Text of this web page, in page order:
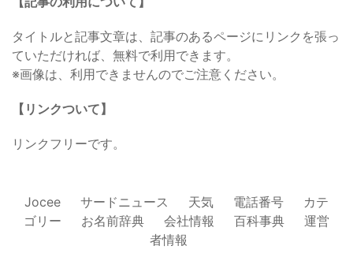
タイトルと記事文章は、記事のあるページにリンクを張っ
ていただければ、無料で利用できます。
※画像は、利用できませんのでご注意ください。
【リンクついて】
リンクフリーです。
Jocee サードニュース 天気 電話番号
カテ
ゴリー
お名前辞典 会社情報 百科事典
運営
者情報